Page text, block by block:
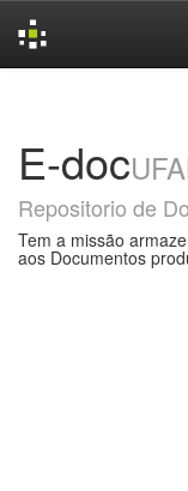
E-doc
Repositorio de
Tem a missão
aos Documentos